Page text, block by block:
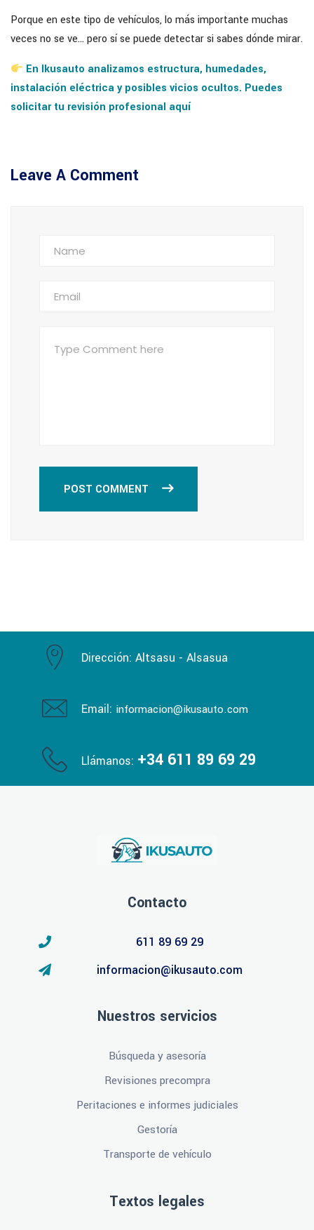
Porque en este tipo de vehículos, lo más importante muchas
veces no se ve… pero sí se puede detectar si sabes dónde mirar.
En Ikusauto analizamos estructura, humedades,
instalación eléctrica y posibles vicios ocultos. Puedes
solicitar tu revisión profesional aquí
Leave A Comment
POST COMMENT
Dirección: Altsasu - Alsasua
Email: informacion@ikusauto.com
Llámanos: +34 611 89 69 29
Contacto
611 89 69 29
informacion@ikusauto.com
Nuestros servicios
Búsqueda y asesoría
Revisiones precompra
Peritaciones e informes judiciales
Gestoría
Transporte de vehículo
Textos legales